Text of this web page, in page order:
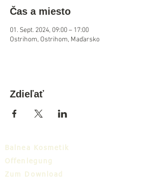
Čas a miesto
01. Sept. 2024, 09:00 – 17:00
Ostrihom, Ostrihom, Maďarsko
Zdieľať
Balnea Kosmetik
Offenlegung
Zum Download